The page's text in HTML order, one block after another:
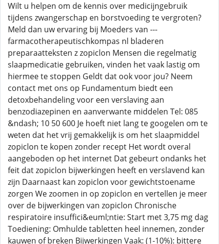
Wilt u helpen om de kennis over medicijngebruik
tijdens zwangerschap en borstvoeding te vergroten?
Meld dan uw ervaring bij Moeders van ---
farmacotherapeutischkompas nl bladeren
preparaatteksten z zopiclon Mensen die regelmatig
slaapmedicatie gebruiken, vinden het vaak lastig om
hiermee te stoppen Geldt dat ook voor jou? Neem
contact met ons op Fundamentum biedt een
detoxbehandeling voor een verslaving aan
benzodiazepinen en aanverwante middelen Tel: 085
&ndash; 10 50 600 Je hoeft niet lang te googelen om te
weten dat het vrij gemakkelijk is om het slaapmiddel
zopiclon te kopen zonder recept Het wordt overal
aangeboden op het internet Dat gebeurt ondanks het
feit dat zopiclon bijwerkingen heeft en verslavend kan
zijn Daarnaast kan zopiclon voor gewichtstoename
zorgen We zoomen in op zopiclon en vertellen je meer
over de bijwerkingen van zopiclon Chronische
respiratoire insuffici&euml;ntie: Start met 3,75 mg dag
Toediening: Omhulde tabletten heel innemen, zonder
kauwen of breken Bijwerkingen Vaak: (1-10%): bittere